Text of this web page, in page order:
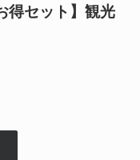
得セット】観光